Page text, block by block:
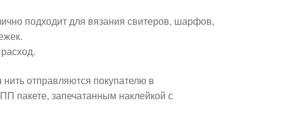
подходит для вязания свитеров, шарфов,
отправляются покупателю в
пакете, запечатанным наклейкой с